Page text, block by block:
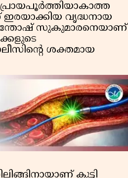
ഇരയാക്കിയ വൃദ്ധനായ
സന്തോഷ് സുകുമാരനെയാണ്
ശക്തമായ
കുട്ടി